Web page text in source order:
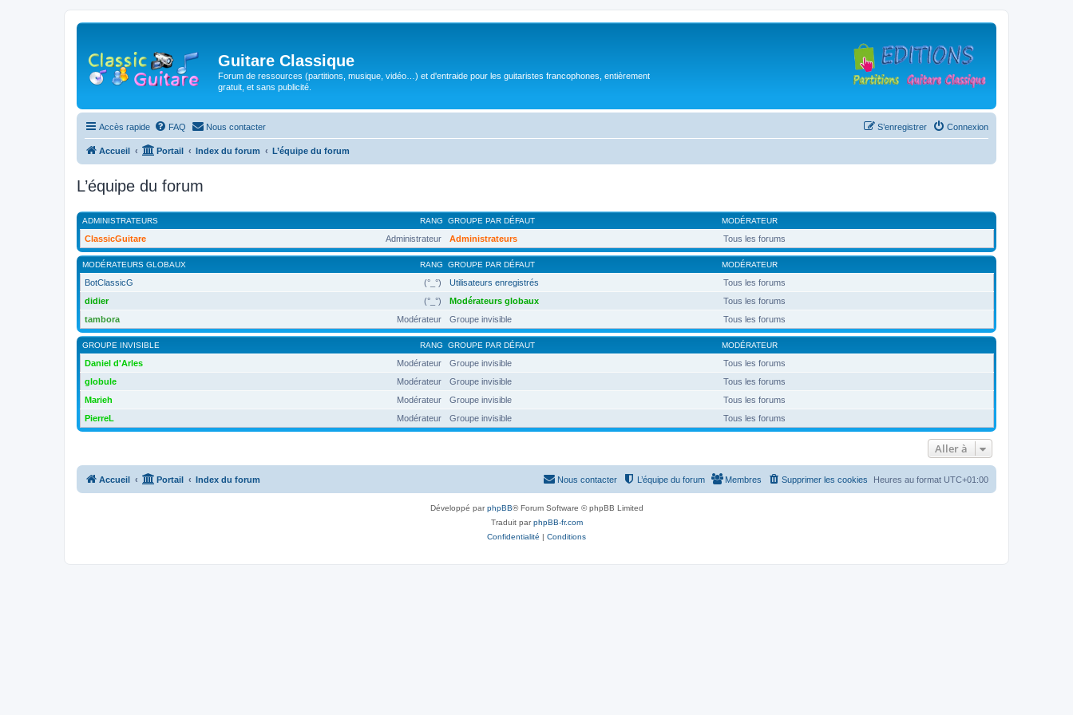
Guitare Classique
Forum de ressources (partitions, musique, vidéo…) et d'entraide pour les guitaristes francophones, entièrement
gratuit, et sans publicité.
Accès rapide FAQ Nous contacter Connexion
S’enregistrer
Accueil Portail Index du forum L’équipe du forum
L’équipe du forum
RANG
ADMINISTRATEURS GROUPE PAR DÉFAUT MODÉRATEUR
Administrateur
ClassicGuitare Administrateurs Tous les forums
RANG
MODÉRATEURS GLOBAUX GROUPE PAR DÉFAUT MODÉRATEUR
(°_°)
BotClassicG Utilisateurs enregistrés
Tous les forums
(°_°)
didier Modérateurs globaux
Tous les forums
Modérateur
tambora Groupe invisible Tous les forums
RANG
GROUPE INVISIBLE GROUPE PAR DÉFAUT MODÉRATEUR
Modérateur
Daniel d'Arles Groupe invisible
Tous les forums
Modérateur
globule Groupe invisible
Tous les forums
Modérateur
Marieh Groupe invisible
Tous les forums
Modérateur
PierreL Groupe invisible Tous les forums
Aller à
Accueil Portail Index du forum Heures au format UTC+01:00
Supprimer les cookies
Membres
L’équipe du forum
Nous contacter
Développé parphpBB® Forum Software © phpBB Limited
Traduit parphpBB-fr.com
Confidentialité | Conditions